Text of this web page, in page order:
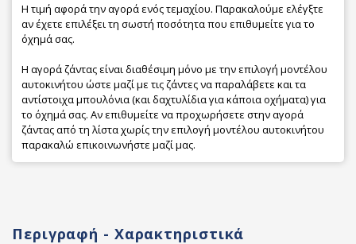
Η τιμή αφορά την αγορά ενός τεμαχίου. Παρακαλούμε ελέγξτε
αν έχετε επιλέξει τη σωστή ποσότητα που επιθυμείτε για το
όχημά σας.
Η αγορά ζάντας είναι διαθέσιμη μόνο με την επιλογή μοντέλου
αυτοκινήτου ώστε μαζί με τις ζάντες να παραλάβετε και τα
αντίστοιχα μπουλόνια (και δαχτυλίδια για κάποια οχήματα) για
το όχημά σας. Αν επιθυμείτε να προχωρήσετε στην αγορά
ζάντας από τη λίστα χωρίς την επιλογή μοντέλου αυτοκινήτου
παρακαλώ επικοινωνήστε μαζί μας.
Περιγραφή - Χαρακτηριστικά